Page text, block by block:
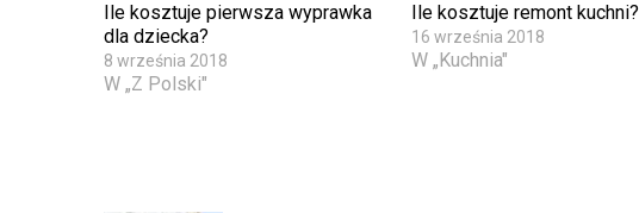
Ile kosztuje pierwsza wyprawka
dla dziecka?
8 września 2018
W „Z Polski"
Ile kosztuje remont kuchni?
16 września 2018
W „Kuchnia"